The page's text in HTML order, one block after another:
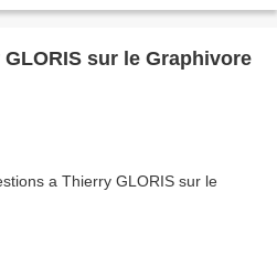
sur le Graphivore